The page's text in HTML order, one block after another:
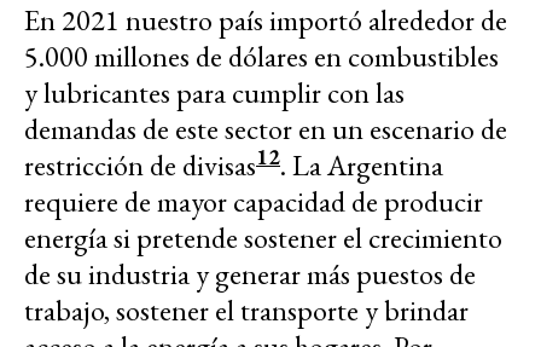
En 2021 nuestro país importó alrededor de
5.000 millones de dólares en combustibles
y lubricantes para cumplir con las
demandas de este sector en un escenario de
restricción de divisas12. La Argentina
requiere de mayor capacidad de producir
energía si pretende sostener el crecimiento
de su industria y generar más puestos de
trabajo, sostener el transporte y brindar